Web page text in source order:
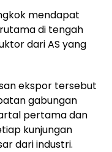
mendapat
di tengah
dari AS yang
ekspor tersebut
gabungan
pertama dan
kunjungan
dari industri.